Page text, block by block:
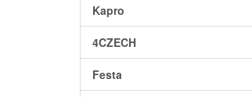
Kapro
4CZECH
Festa